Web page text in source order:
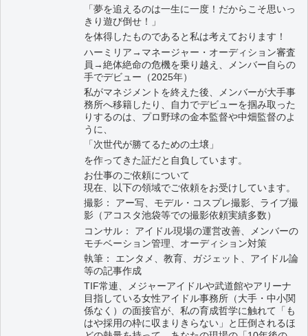
「夢を追えるのは一生に一度！だからこそ思いっ
きり遊び倒せ！」
を体得したものであると私は考えております！
ハーミリア→マネージャー・オーディション審査
員→絶体絶命の危機を乗り越え、メンバー自らの
手でデビュー（2025年）
私がマネジメントを終えた後、メンバーが大手事
務所へ移籍したり、自力でデビューを掴み取った
りするのは、プロ野球の金本監督や中畑監督のよ
うに、
「次世代が勝てるための土壌」
を作ってきた証だと自負しています。
お仕事のご依頼について
現在、以下の領域でご依頼をお受けしています。
撮影： アー写、モデル・コスプレ撮影、ライブ撮
影（アコスタ池袋等での撮影依頼実績多数）
コンサル： アイドル現場の運営改善、メンバーの
モチベーション管理、オーディション対策
執筆： エンタメ、教育、ガジェット、アイドル論
等の記事作成
TIF常連、メジャーアイドルや武道館やアリーナ
目指している女性アイドル事務所（大手・中小関
係なく）の面接官が、私の育成哲学に触れて「も
はや採用の枠に収まりきらない」と圧倒されるほ